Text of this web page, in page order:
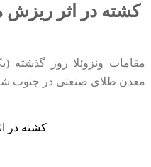
۱۲ کشته در اثر
مقامات ونزوئلا روز گذشته
معدن طلای صنعتی در جنوب